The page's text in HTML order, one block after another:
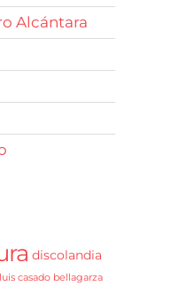
Alcántara
discolandia
casado bellagarza